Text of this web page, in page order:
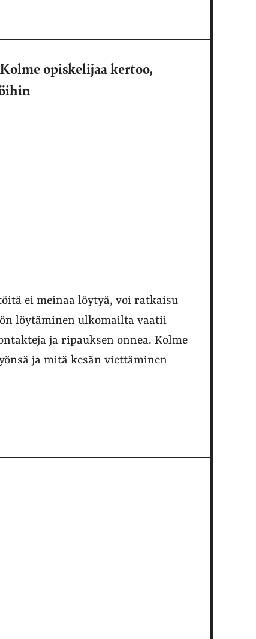
opiskelijaa kertoo,
ei meinaa löytyä, voi ratkaisu
löytäminen ulkomailta vaatii
ja ripauksen onnea. Kolme
ja mitä kesän viettäminen